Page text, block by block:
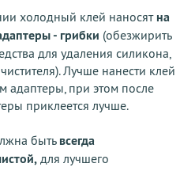
холодный клей наносят на
- грибки (обезжирить
для удаления силикона,
Лучше нанести клей
адаптеры, при этом после
приклеется лучше.
бытьвсегда
для лучшего